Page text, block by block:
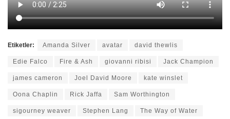
Etiketler: Amanda Silver avatar david thewlis
Edie Falco Fire & Ash giovanni ribisi Jack Champion
james cameron Joel David Moore kate winslet
Oona Chaplin Rick Jaffa Sam Worthington
sigourney weaver Stephen Lang The Way of Water